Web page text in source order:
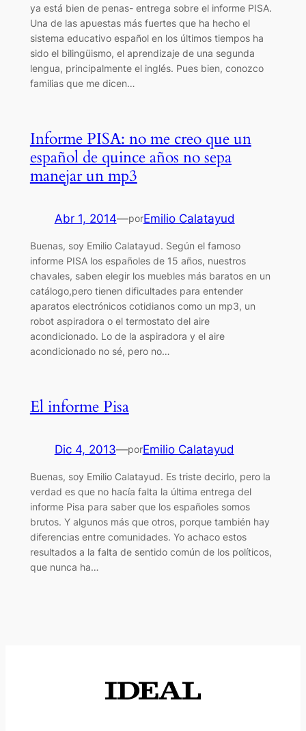
ya está bien de penas- entrega sobre el informe PISA.
Una de las apuestas más fuertes que ha hecho el
sistema educativo español en los últimos tiempos ha
sido el bilingüismo, el aprendizaje de una segunda
lengua, principalmente el inglés. Pues bien, conozco
familias que me dicen…
Informe PISA: no me creo que un
español de quince años no sepa
manejar un mp3
Abr 1, 2014—porEmilio Calatayud
Buenas, soy Emilio Calatayud. Según el famoso
informe PISA los españoles de 15 años, nuestros
chavales, saben elegir los muebles más baratos en un
catálogo,pero tienen dificultades para entender
aparatos electrónicos cotidianos como un mp3, un
robot aspiradora o el termostato del aire
acondicionado. Lo de la aspiradora y el aire
acondicionado no sé, pero no…
El informe Pisa
Dic 4, 2013—porEmilio Calatayud
Buenas, soy Emilio Calatayud. Es triste decirlo, pero la
verdad es que no hacía falta la última entrega del
informe Pisa para saber que los españoles somos
brutos. Y algunos más que otros, porque también hay
diferencias entre comunidades. Yo achaco estos
resultados a la falta de sentido común de los políticos,
que nunca ha…